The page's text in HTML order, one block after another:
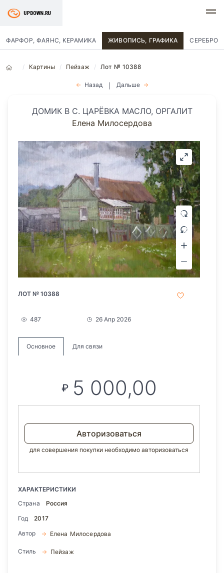
ФАРФОР, ФАЯНС, КЕРАМИКА ЖИВОПИСЬ, ГРАФИКА СЕРЕБРО
Картины Пейзаж Лот № 10388
Назад Дальше
ДОМИК В С. ЦАРЁВКА МАСЛО, ОРГАЛИТ
Елена Милосердова
ЛОТ № 10388
487 26 Апр 2026
Основное Для связи
₽ 5 000,00
Авторизоваться
для совершения покупки необходимо авторизоваться
ХАРАКТЕРИСТИКИ
Страна
Россия
Год
2017
Автор
Елена Милосердова
Стиль Пейзаж